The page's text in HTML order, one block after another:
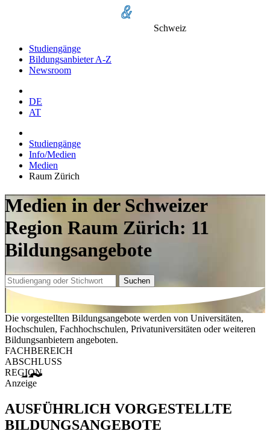
Schweiz
Studiengänge
Bildungsanbieter A-Z
Newsroom
DE
AT
Studiengänge
Info/Medien
Medien
Raum Zürich
Medien in der Schweizer
Region Raum Zürich: 11
Bildungsangebote
Suchen
Die vorgestellten Bildungsangebote werden von Universitäten,
Hochschulen, Fachhochschulen, Privatuniversitäten oder weiteren
Bildungsanbietern angeboten.
FACHBEREICH
ABSCHLUSS
REGION
Anzeige
AUSFÜHRLICH VORGESTELLTE
BILDUNGSANGEBOTE